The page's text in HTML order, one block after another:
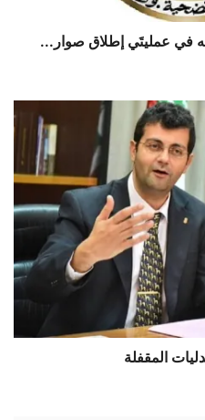
في عمليتَي إطلاق صوار...
المقفلة